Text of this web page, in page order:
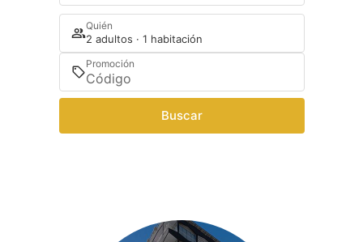
Quién
2 adultos · 1 habitación
Promoción
Buscar